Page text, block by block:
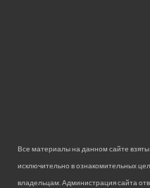
Все материалы на данном сайте взяты
исключительно в ознакомительных
владельцам. Администрация сайта